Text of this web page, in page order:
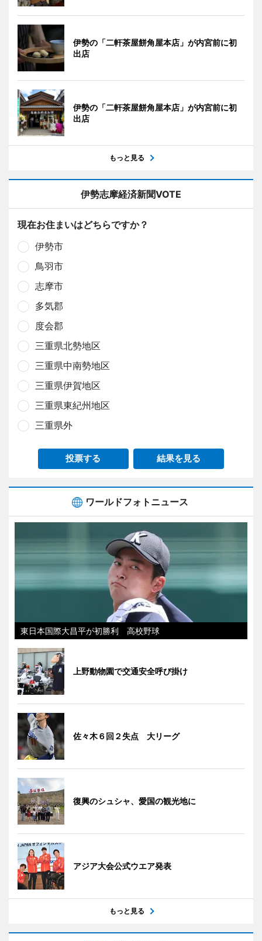
伊勢の「二軒茶屋餅角屋本店」が内宮前に初
出店
伊勢の「二軒茶屋餅角屋本店」が内宮前に初
出店
もっと見る
伊勢志摩経済新聞VOTE
現在お住まいはどちらですか？
伊勢市
鳥羽市
志摩市
多気郡
度会郡
三重県北勢地区
三重県中南勢地区
三重県伊賀地区
三重県東紀州地区
三重県外
投票する 結果を見る
ワールドフォトニュース
東日本国際大昌平が初勝利 高校野球
上野動物園で交通安全呼び掛け
佐々木６回２失点 大リーグ
復興のシュシャ、愛国の観光地に
アジア大会公式ウエア発表
もっと見る